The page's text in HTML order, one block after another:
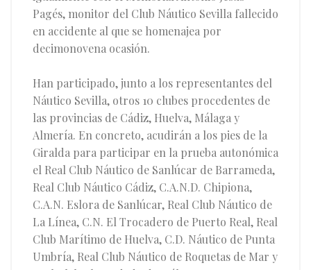
Pagés, monitor del Club Náutico Sevilla fallecido
en accidente al que se homenajea por
decimonovena ocasión.
Han participado, junto a los representantes del
Náutico Sevilla, otros 10 clubes procedentes de
las provincias de Cádiz, Huelva, Málaga y
Almería. En concreto, acudirán a los pies de la
Giralda para participar en la prueba autonómica
el Real Club Náutico de Sanlúcar de Barrameda,
Real Club Náutico Cádiz, C.A.N.D. Chipiona,
C.A.N. Eslora de Sanlúcar, Real Club Náutico de
La Línea, C.N. El Trocadero de Puerto Real, Real
Club Marítimo de Huelva, C.D. Náutico de Punta
Umbría, Real Club Náutico de Roquetas de Mar y